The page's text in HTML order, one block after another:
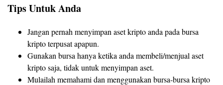
Tips Untuk Anda
Jangan pernah menyimpan aset kripto anda pada bursa
kripto terpusat apapun.
Gunakan bursa hanya ketika anda membeli/menjual aset
kripto saja, tidak untuk menyimpan aset.
Mulailah memahami dan menggunakan bursa-bursa kripto